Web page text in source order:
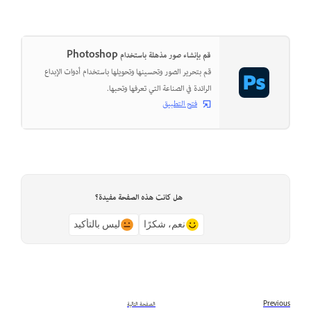
قم بإنشاء صور مذهلة باستخدام Photoshop
قم بتحرير الصور وتحسينها وتحويلها باستخدام أدوات الإبداع
الرائدة في الصناعة التي تعرفها وتحبها.
فتح التطبيق
هل كانت هذه الصفحة مفيدة؟
نعم، شكرًا ليس بالتأكيد
Previous الصفحة التالية